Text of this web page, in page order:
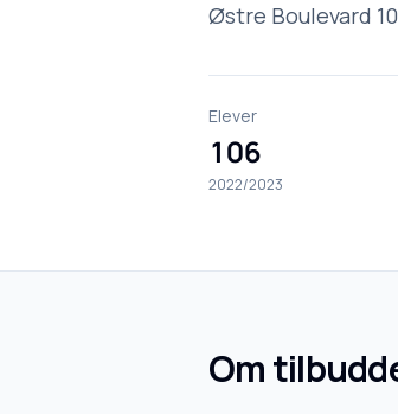
Østre Boulevard
Elever
106
2022/2023
Om